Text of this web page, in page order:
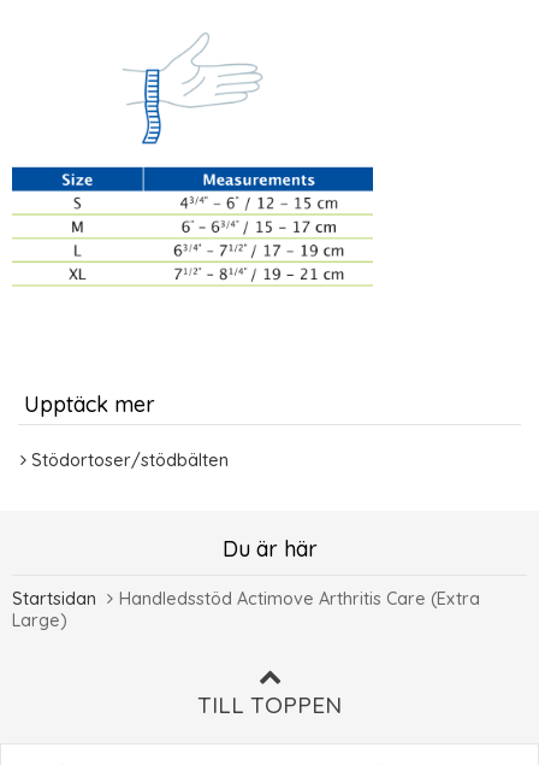
Upptäck mer
Stödortoser/stödbälten
Du är här
Startsidan
Handledsstöd Actimove Arthritis Care (Extra
Large)
TILL TOPPEN